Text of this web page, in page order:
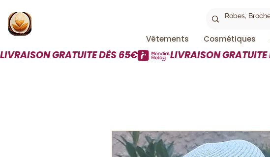
Vêtements Cosmétiques
LIVRAISON GRATUITE DÈS 65€